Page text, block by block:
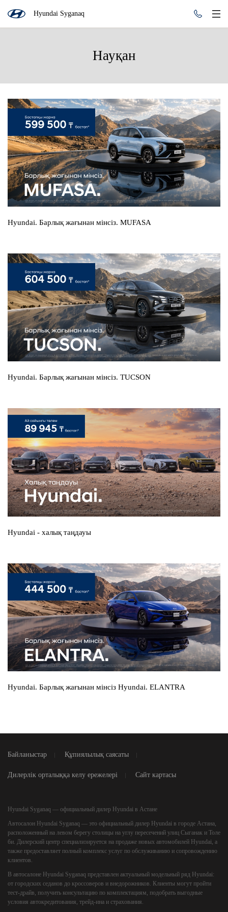
Hyundai Syganaq
Науқан
Hyundai. Барлық жағынан мінсіз. MUFASA
Hyundai. Барлық жағынан мінсіз. TUCSON
Hyundai - халық таңдауы
Hyundai. Барлық жағынан мінсіз Hyundai. ELANTRA
Байланыстар Құпиялылық саясаты
Дилерлік орталыққа келу ережелері Сайт картасы
Hyundai Syganaq — официальный дилер Hyundai в Астане
Автосалон Hyundai Syganaq — это официальный дилер Hyundai в городе Астана,
расположенный на левом берегу столицы на углу пересечений улиц Сыганак и Толе
би. Дилерский центр специализируется на продаже новых автомобилей Hyundai, а
также предоставляет полный комплекс услуг по обслуживанию и сопровождению
клиентов.
В автосалоне Hyundai Syganaq представлен актуальный модельный ряд Hyundai:
от городских седанов до кроссоверов и внедорожников. Клиенты могут пройти
тест-драйв, получить консультацию по комплектациям, подобрать выгодные
условия автокредитования, трейд-ина и страхования.